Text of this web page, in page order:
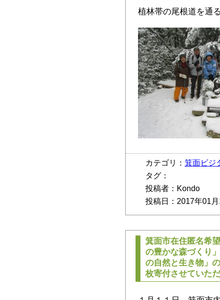
植林帯の尾根道を通
カテゴリ： 箕面ビジ
タグ：
投稿者：Kondo
投稿日：2017年01
箕面市在住匿名希
の豊かな森づくり
の自然と生き物」
枚寄付させていた